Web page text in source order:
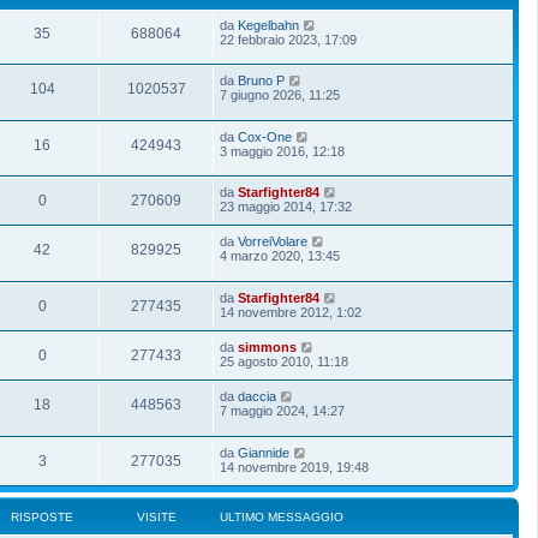
35 688064 da Kegelbahn
22 febbraio 2023, 17:09
104 1020537 da Bruno P
7 giugno 2026, 11:25
16 424943 da Cox-One
3 maggio 2016, 12:18
0 270609 da Starfighter84
23 maggio 2014, 17:32
42 829925 da VorreiVolare
4 marzo 2020, 13:45
0 277435 da Starfighter84
14 novembre 2012, 1:02
0 277433 da simmons
25 agosto 2010, 11:18
18 448563 da daccia
7 maggio 2024, 14:27
3 277035 da Giannide
14 novembre 2019, 19:48
RISPOSTE VISITE ULTIMO MESSAGGIO